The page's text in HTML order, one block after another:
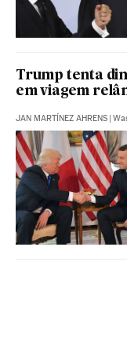
Trump tenta
em viagem
JAN MARTÍNEZ AHRENS |